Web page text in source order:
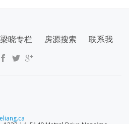
梁晓专栏 房源搜索 联系我